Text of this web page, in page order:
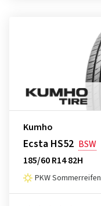
Kumho
Ecsta HS52 BSW
185/60 R14 82H
PKW Sommerreifen